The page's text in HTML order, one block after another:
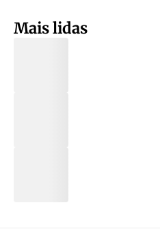
Mais lidas